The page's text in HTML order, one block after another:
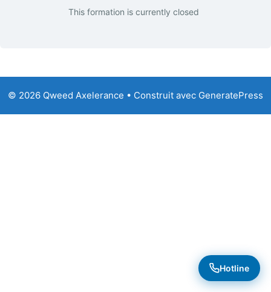
This formation is currently closed
© 2026 Qweed Axelerance • Construit avec GeneratePress
Hotline